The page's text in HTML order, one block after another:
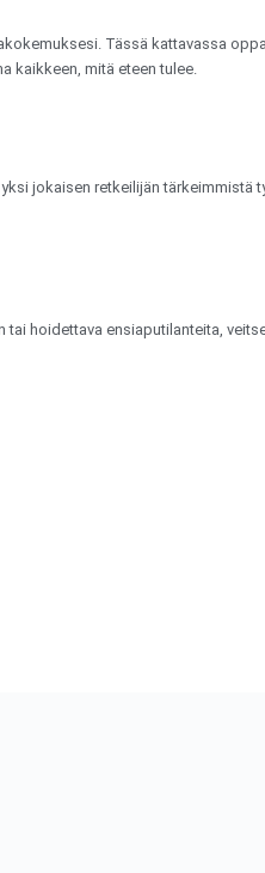
Tässä kattavassa
kaikkeen, mitä eteen tulee.
jokaisen retkeilijän tärkeimmistä
hoidettava ensiaputilanteita,